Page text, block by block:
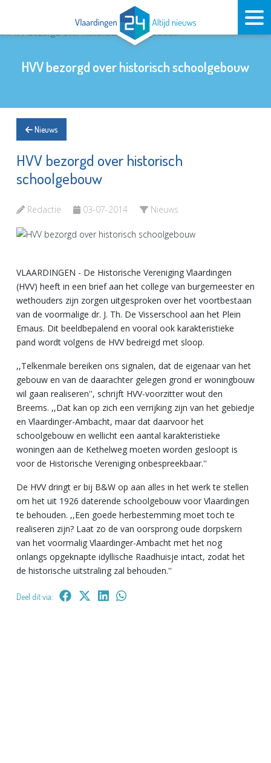
HVV bezorgd over historisch schoolgebouw
Nieuws
HVV bezorgd over historisch
schoolgebouw
Redactie 03-07-2014 Nieuws
VLAARDINGEN - De Historische Vereniging Vlaardingen
(HVV) heeft in een brief aan het college van burgemeester en
wethouders zijn zorgen uitgesproken over het voortbestaan
van de voormalige dr. J. Th. De Visserschool aan het Plein
Emaus. Dit beeldbepalend en vooral ook karakteristieke
pand wordt volgens de HVV bedreigd met sloop.
,,Telkenmale bereiken ons signalen, dat de eigenaar van het
gebouw en van de daarachter gelegen grond er woningbouw
wil gaan realiseren'', schrijft HVV-voorzitter wout den
Breems. ,,Dat kan op zich een verrijking zijn van het gebiedje
en Vlaardinger-Ambacht, maar dat daarvoor het
schoolgebouw en wellicht een aantal karakteristieke
woningen aan de Kethelweg moeten worden gesloopt is
voor de Historische Vereniging onbespreekbaar.''
De HVV dringt er bij B&W op aan alles in het werk te stellen
om het uit 1926 daterende schoolgebouw voor Vlaardingen
te behouden. ,,Een goede herbestemming moet toch te
realiseren zijn? Laat zo de van oorsprong oude dorpskern
van het voormalig Vlaardinger-Ambacht met het nog
onlangs opgeknapte idyllische Raadhuisje intact, zodat het
de historische uitstraling zal behouden.''
Deel dit via: